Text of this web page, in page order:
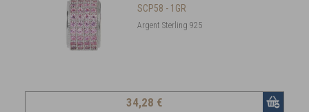
SCP58 - 1GR
Argent Sterling 925
34,28 €